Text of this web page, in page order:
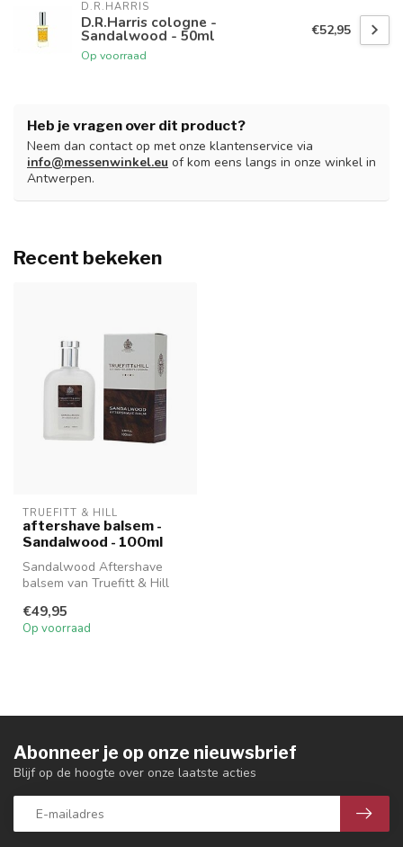
D.R.HARRIS
D.R.Harris cologne -
Sandalwood - 50ml
Op voorraad
€52,95
Heb je vragen over dit product?
Neem dan contact op met onze klantenservice via
info@messenwinkel.eu of kom eens langs in onze winkel in
Antwerpen.
Recent bekeken
TRUEFITT & HILL
aftershave balsem -
Sandalwood - 100ml
Sandalwood Aftershave
balsem van Truefitt & Hill
€49,95
Op voorraad
Abonneer je op onze nieuwsbrief
Blijf op de hoogte over onze laatste acties